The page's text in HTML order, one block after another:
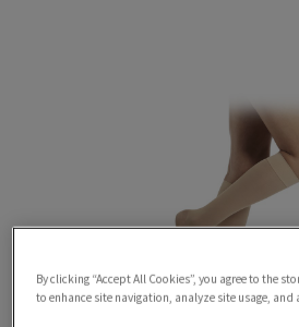
By clicking “Accept All Cookies”, you agree to the
to enhance site navigation, analyze site usage,